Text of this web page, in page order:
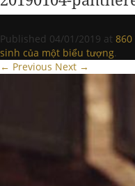
Published 04/01/2019 at 860
sinh của một biểu tượng.
← Previous Next →